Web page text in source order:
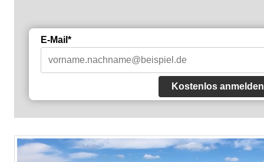
E-Mail*
Kostenlos anmelden